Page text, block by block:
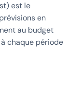
est le
en
au budget
chaque période